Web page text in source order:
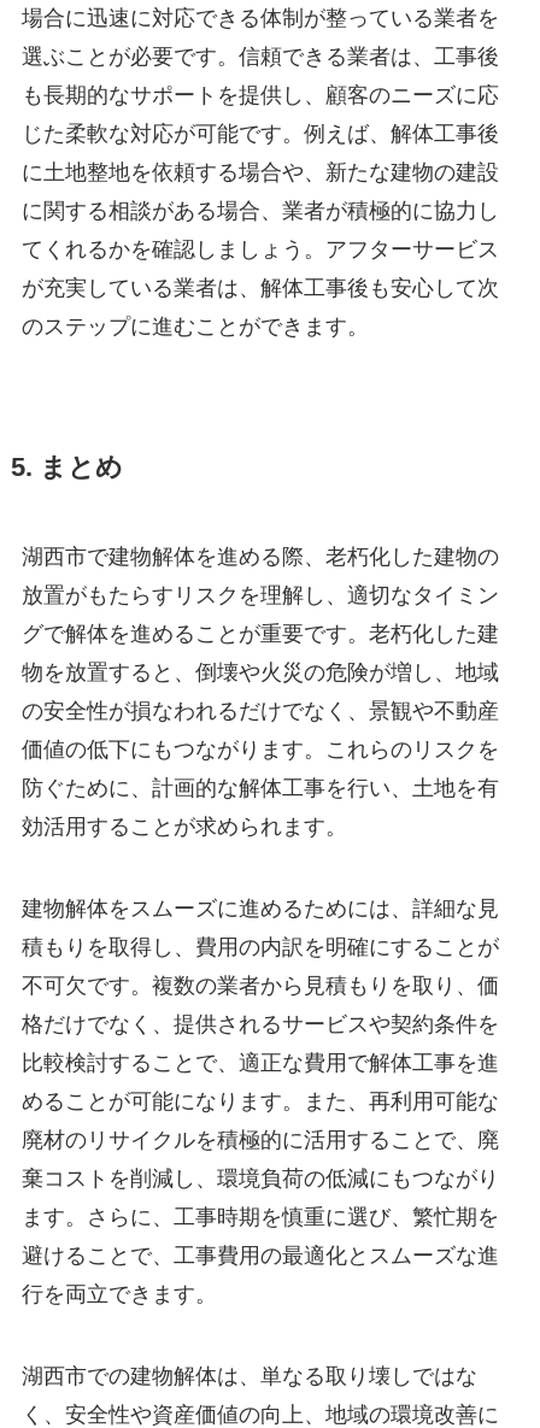
場合に迅速に対応できる体制が整っている業者を
選ぶことが必要です。信頼できる業者は、工事後
も長期的なサポートを提供し、顧客のニーズに応
じた柔軟な対応が可能です。例えば、解体工事後
に土地整地を依頼する場合や、新たな建物の建設
に関する相談がある場合、業者が積極的に協力し
てくれるかを確認しましょう。アフターサービス
が充実している業者は、解体工事後も安心して次
のステップに進むことができます。
5. まとめ
湖西市で建物解体を進める際、老朽化した建物の
放置がもたらすリスクを理解し、適切なタイミン
グで解体を進めることが重要です。老朽化した建
物を放置すると、倒壊や火災の危険が増し、地域
の安全性が損なわれるだけでなく、景観や不動産
価値の低下にもつながります。これらのリスクを
防ぐために、計画的な解体工事を行い、土地を有
効活用することが求められます。
建物解体をスムーズに進めるためには、詳細な見
積もりを取得し、費用の内訳を明確にすることが
不可欠です。複数の業者から見積もりを取り、価
格だけでなく、提供されるサービスや契約条件を
比較検討することで、適正な費用で解体工事を進
めることが可能になります。また、再利用可能な
廃材のリサイクルを積極的に活用することで、廃
棄コストを削減し、環境負荷の低減にもつながり
ます。さらに、工事時期を慎重に選び、繁忙期を
避けることで、工事費用の最適化とスムーズな進
行を両立できます。
湖西市での建物解体は、単なる取り壊しではな
く、安全性や資産価値の向上、地域の環境改善に